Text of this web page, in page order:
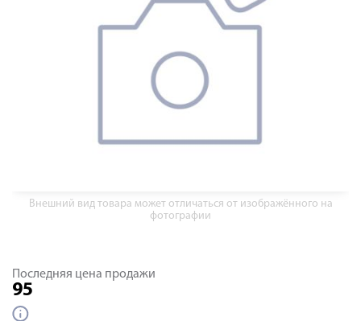
Внешний вид товара может отличаться от изображённого на
фотографии
Последняя цена продажи
95